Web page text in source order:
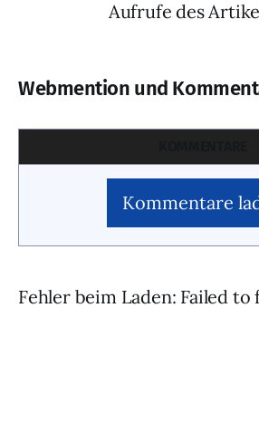
Aufrufe des
Webmention und
Kommentare
Fehler beim Laden: Failed to